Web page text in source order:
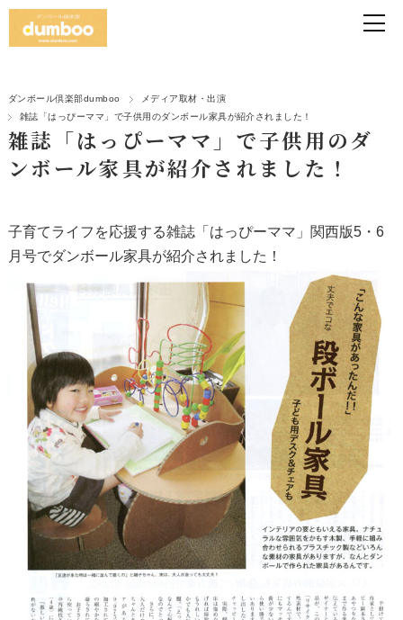
ダンボール倶楽部dumboo
メディア取材・出演
雑誌「はっぴーママ」で子供用のダンボール家具が紹介されました！
雑誌「はっぴーママ」で子供用のダ
ンボール家具が紹介されました！
子育てライフを応援する雑誌「はっぴーママ」関西版5・6
月号でダンボール家具が紹介されました！